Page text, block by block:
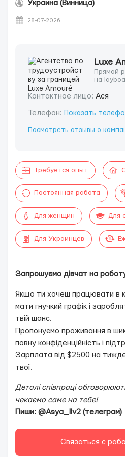
Украина (Винница)
28-07-2026
Luxe
Прямой
на
Контактное лицо: Ася
Телефон: Показать
Посмотреть отзывы о
Требуется опыт
Постоянная работа
Для женщин Для
Для Украинцев
Запрошуємо дівчат на
Якщо ти хочеш працювати в
мати гнучкий графік і
твій шанс.
Пропонуємо проживання в
повну конфіденційність і
Зарплата від $2500 на
твої.
Деталі співпраці
чекаємо саме на тебе!
Пиши: @Asya_llv2 (телеграм)
Связаться с